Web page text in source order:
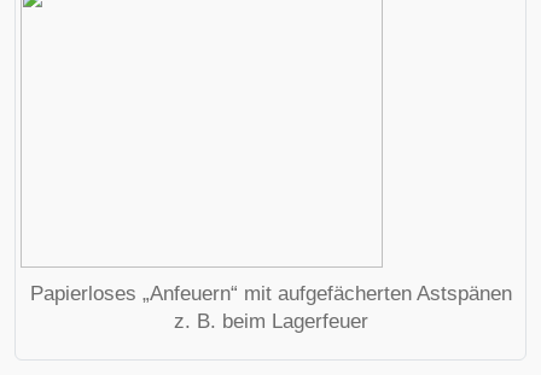
Papierloses „Anfeuern“ mit aufgefächerten Astspänen
z. B. beim Lagerfeuer